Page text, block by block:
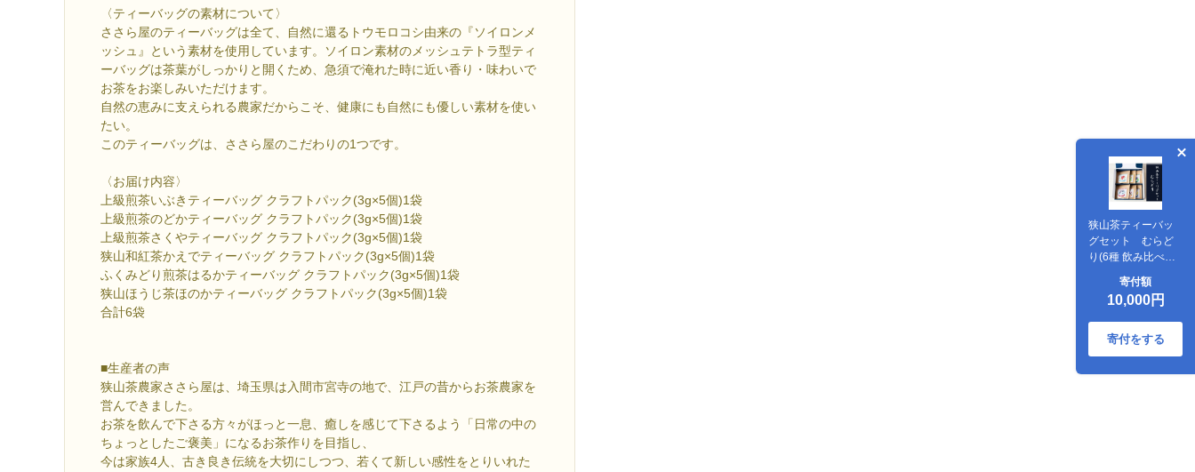
〈ティーバッグの素材について〉
ささら屋のティーバッグは全て、自然に還るトウモロコシ由来の『ソイロンメ
ッシュ』という素材を使用しています。ソイロン素材のメッシュテトラ型ティ
ーバッグは茶葉がしっかりと開くため、急須で淹れた時に近い香り・味わいで
お茶をお楽しみいただけます。
自然の恵みに支えられる農家だからこそ、健康にも自然にも優しい素材を使い
たい。
このティーバッグは、ささら屋のこだわりの1つです。
〈お届け内容〉
上級煎茶いぶきティーバッグ クラフトパック(3g×5個)1袋
上級煎茶のどかティーバッグ クラフトパック(3g×5個)1袋
上級煎茶さくやティーバッグ クラフトパック(3g×5個)1袋
狭山和紅茶かえでティーバッグ クラフトパック(3g×5個)1袋
ふくみどり煎茶はるかティーバッグ クラフトパック(3g×5個)1袋
狭山ほうじ茶ほのかティーバッグ クラフトパック(3g×5個)1袋
合計6袋
■生産者の声
狭山茶農家ささら屋は、埼玉県は入間市宮寺の地で、江戸の昔からお茶農家を
営んできました。
お茶を飲んで下さる方々がほっと一息、癒しを感じて下さるよう「日常の中の
ちょっとしたご褒美」になるお茶作りを目指し、
今は家族4人、古き良き伝統を大切にしつつ、若くて新しい感性をとりいれた
狭山茶ティーバッ
グセット むらど
り(6種 飲み比べセ
寄付額
10,000円
寄付をする